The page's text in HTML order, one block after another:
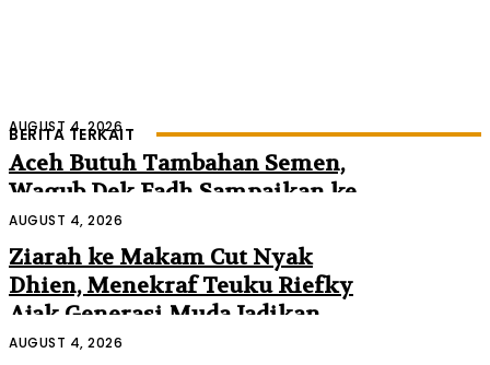
BERITA TERKAIT
AUGUST 4, 2026
Aceh Butuh Tambahan Semen,
Wagub Dek Fadh Sampaikan ke
Mendagri dan Danantara
AUGUST 4, 2026
Ziarah ke Makam Cut Nyak
Dhien, Menekraf Teuku Riefky
Ajak Generasi Muda Jadikan
Sejarah Inspirasi Masa Depan
AUGUST 4, 2026